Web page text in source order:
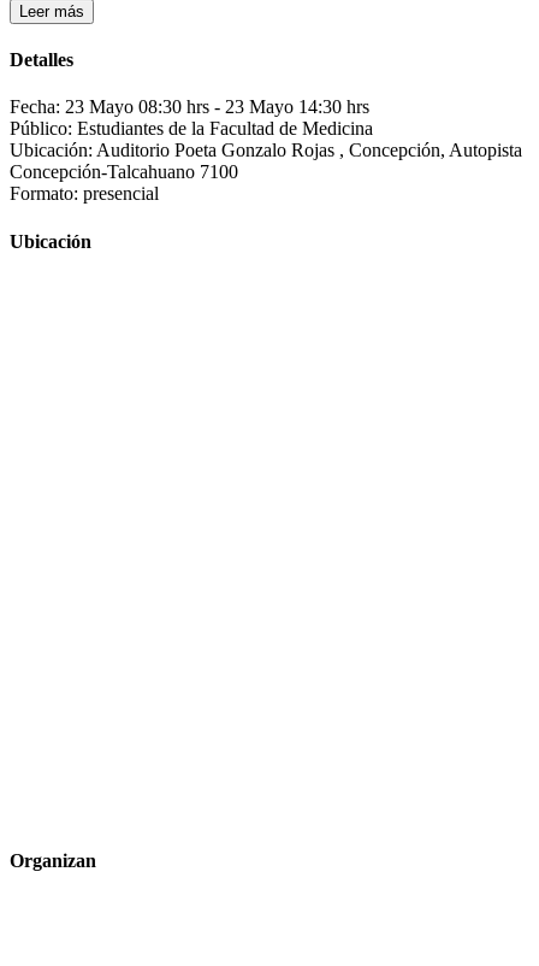
Leer más
Detalles
Fecha: 23 Mayo 08:30 hrs - 23 Mayo 14:30 hrs
Público: Estudiantes de la Facultad de Medicina
Ubicación: Auditorio Poeta Gonzalo Rojas , Concepción, Autopista
Concepción-Talcahuano 7100
Formato: presencial
Ubicación
Organizan